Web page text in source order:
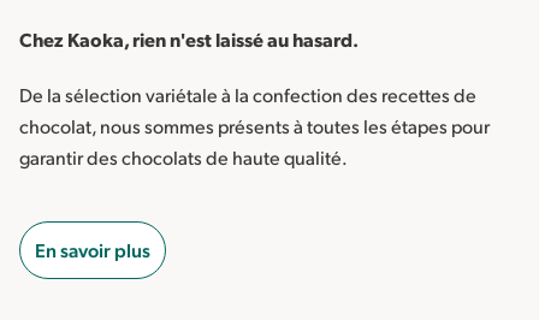
Chez Kaoka, rien n'est laissé au hasard.
De la sélection variétale à la confection des recettes de
chocolat, nous sommes présents à toutes les étapes pour
garantir des chocolats de haute qualité.
En savoir plus